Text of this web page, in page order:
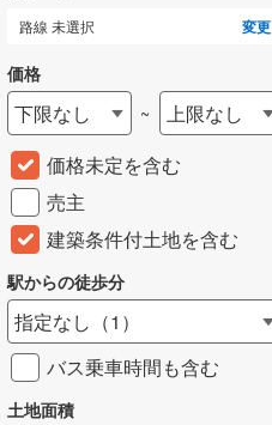
路線 未選択 変更
価格
下限なし ~
上限なし
価格未定を含む
売主
建築条件付土地を含む
駅からの徒歩分
指定なし （1 ）
バス乗車時間も含む
土地面積